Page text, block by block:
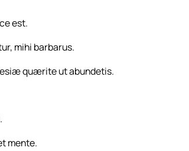
est.
mihi barbarus.
quærite ut abundetis.
mente.